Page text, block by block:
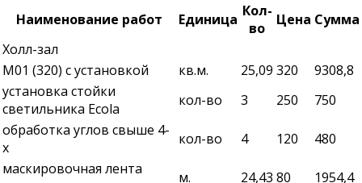
Наименование работ
Единица Кол-
во
Цена Сумма
Холл-зал
М01 (320) с установкой
кв.м. 25,09 320
9308,8
установка стойки
светильника Ecola
кол-во 3 250
750
обработка углов свыше 4-
х
кол-во 4 120
480
маскировочная лента
м. 24,43 80
1954,4